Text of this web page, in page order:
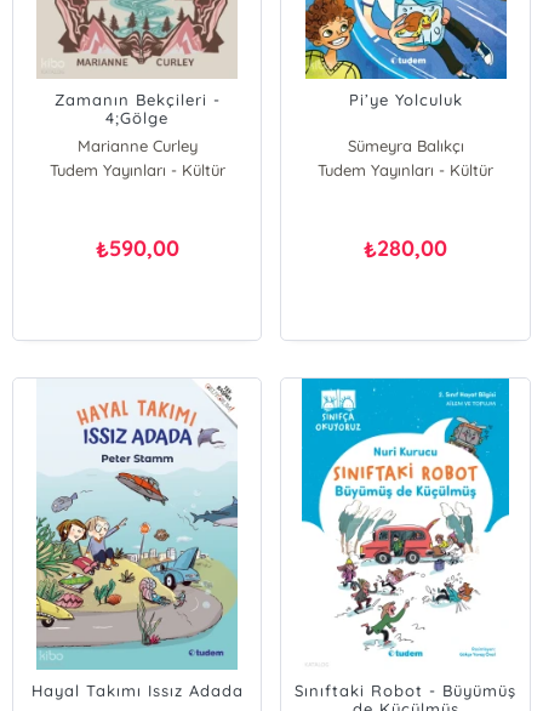
Zamanın Bekçileri -
4;Gölge
Marianne Curley
Tudem Yayınları - Kültür
₺590,00
Pi’ye Yolculuk
Sümeyra Balıkçı
Tudem Yayınları - Kültür
₺280,00
Hayal Takımı Issız Adada
Sınıftaki Robot - Büyümüş